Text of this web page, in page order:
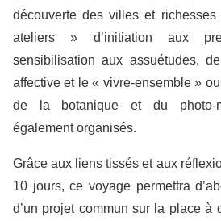
découverte des villes et richesses
ateliers » d’initiation aux
sensibilisation aux assuétudes,
affective et le « vivre-ensemble »
de la botanique et du photo-
également organisés.
Grâce aux liens tissés et aux
10 jours, ce voyage permettra
d’un projet commun sur la place à